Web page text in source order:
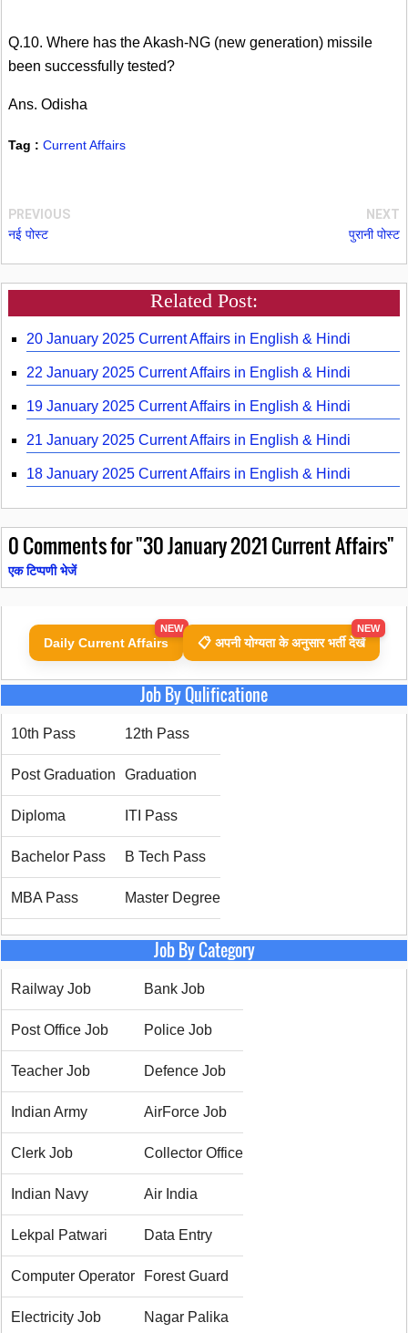
Q.10. Where has the Akash-NG (new generation) missile
been successfully tested?
Ans. Odisha‌‌
Tag : Current Affairs
PREVIOUS
नई पोस्ट
NEXT
पुरानी पोस्ट
Related Post:
20 January 2025 Current Affairs in English & Hindi
22 January 2025 Current Affairs in English & Hindi
19 January 2025 Current Affairs in English & Hindi
21 January 2025 Current Affairs in English & Hindi
18 January 2025 Current Affairs in English & Hindi
0Comments for "30 January 2021 Current Affairs"
एक टिप्पणी भेजें
Daily Current Affairs
NEW
📋 अपनी योग्यता के अनुसार भर्ती देखें
NEW
Job By Qulificatione
10th Pass 12th Pass
Post Graduation Graduation
Diploma ITI Pass
Bachelor Pass B Tech Pass
MBA Pass Master Degree
Job By Category
Railway Job Bank Job
Post Office Job Police Job
Teacher Job Defence Job
Indian Army AirForce Job
Clerk Job Collector Office
Indian Navy Air India
Lekpal Patwari Data Entry
Computer Operator Forest Guard
Electricity Job Nagar Palika